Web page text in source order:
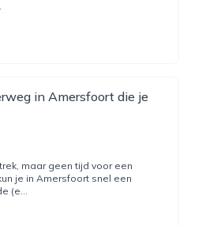
in Amersfoort die je
maar geen tijd voor een
je in Amersfoort snel een
(e...